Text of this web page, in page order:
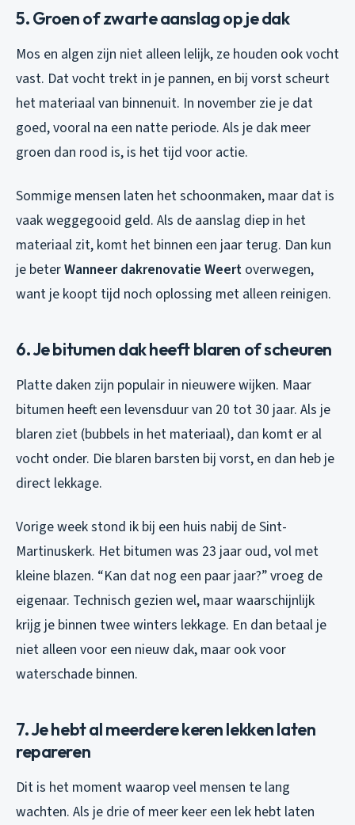
5. Groen of zwarte aanslag op je dak
Mos en algen zijn niet alleen lelijk, ze houden ook vocht
vast. Dat vocht trekt in je pannen, en bij vorst scheurt
het materiaal van binnenuit. In november zie je dat
goed, vooral na een natte periode. Als je dak meer
groen dan rood is, is het tijd voor actie.
Sommige mensen laten het schoonmaken, maar dat is
vaak weggegooid geld. Als de aanslag diep in het
materiaal zit, komt het binnen een jaar terug. Dan kun
je beterWanneer dakrenovatie Weert overwegen,
want je koopt tijd noch oplossing met alleen reinigen.
6. Je bitumen dak heeft blaren of scheuren
Platte daken zijn populair in nieuwere wijken. Maar
bitumen heeft een levensduur van 20 tot 30 jaar. Als je
blaren ziet (bubbels in het materiaal), dan komt er al
vocht onder. Die blaren barsten bij vorst, en dan heb je
direct lekkage.
Vorige week stond ik bij een huis nabij de Sint-
Martinuskerk. Het bitumen was 23 jaar oud, vol met
kleine blazen. “Kan dat nog een paar jaar?” vroeg de
eigenaar. Technisch gezien wel, maar waarschijnlijk
krijg je binnen twee winters lekkage. En dan betaal je
niet alleen voor een nieuw dak, maar ook voor
waterschade binnen.
7. Je hebt al meerdere keren lekken laten
repareren
Dit is het moment waarop veel mensen te lang
wachten. Als je drie of meer keer een lek hebt laten